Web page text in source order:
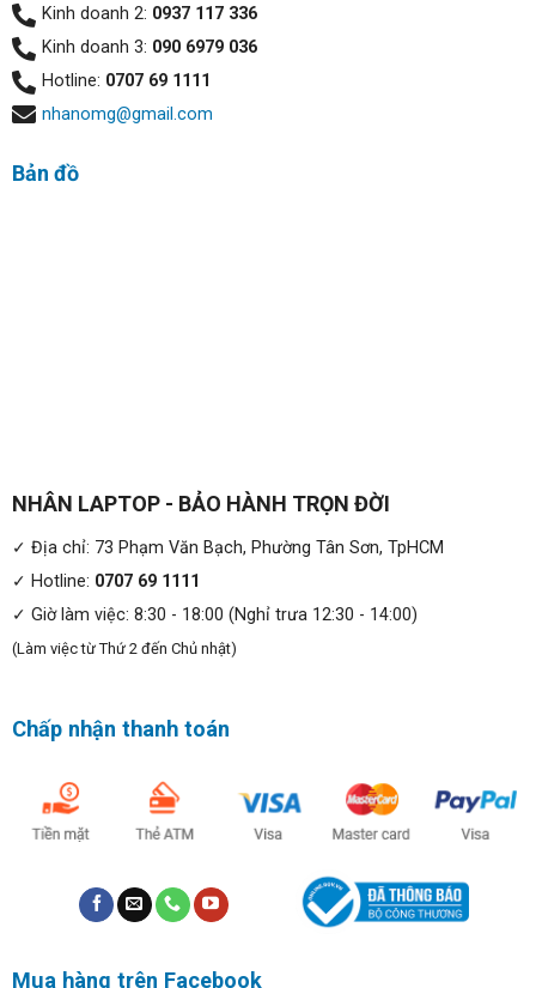
gọi video trực tuyến một cách thuận tiện.
Hiệu năng mạnh mẽ đến từ CPU intel core i7 và chip
đồ họa Intel Iris Xe Graphics:
Asus Vivobook X515EA được tích hợp sức mạnh từ CPU
Kinh doanh 2: 0937 117 336
Kinh doanh 3: 090 6979 036
Hotline: 0707 69 1111
nhanomg@gmail.com
Bản đồ
NHÂN LAPTOP - BẢO HÀNH TRỌN ĐỜI
✓ Địa chỉ: 73 Phạm Văn Bạch, Phường Tân Sơn, TpHCM
✓ Hotline: 0707 69 1111
✓ Giờ làm việc: 8:30 - 18:00 (Nghỉ trưa 12:30 - 14:00)
(Làm việc từ Thứ 2 đến Chủ nhật)
Chấp nhận thanh toán
Mua hàng trên Facebook